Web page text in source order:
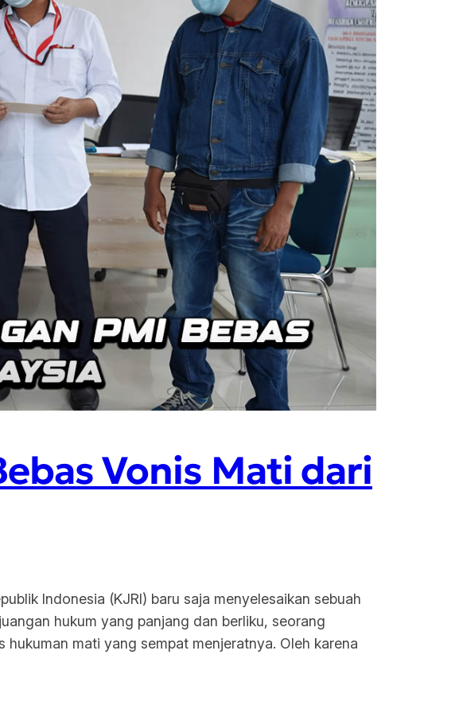
Vonis Mati dari
Indonesia (KJRI) baru saja menyelesaikan sebuah
hukum yang panjang dan berliku, seorang
hukuman mati yang sempat menjeratnya. Oleh karena